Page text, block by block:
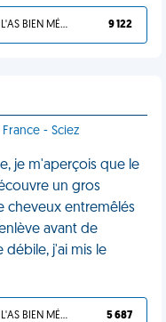
TU L'AS BIEN MÉRITÉ 9 122
France - Sciez
je m'aperçois que le
un gros
cheveux entremêlés
avant de
débile, j'ai mis le
TU L'AS BIEN MÉRITÉ 5 687